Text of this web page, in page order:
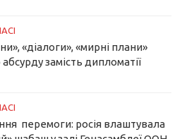
«діалоги», «мирні плани»
абсурду замість дипломатії
перемоги: росія влаштувала